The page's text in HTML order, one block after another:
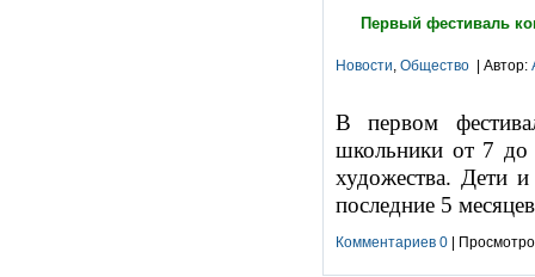
Первый фестиваль
Новости, Общество | Автор:
В первом
школьники от 7 до
художества. Дети
последние 5
Комментариев 0 |